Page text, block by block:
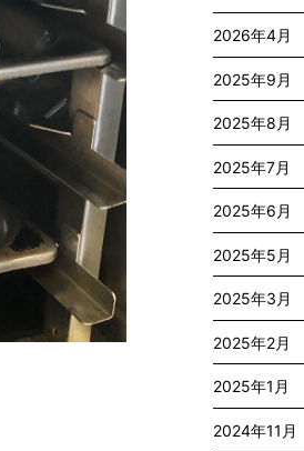
2026年4月
2025年9月
2025年8月
2025年7月
2025年6月
2025年5月
2025年3月
2025年2月
2025年1月
2024年11月